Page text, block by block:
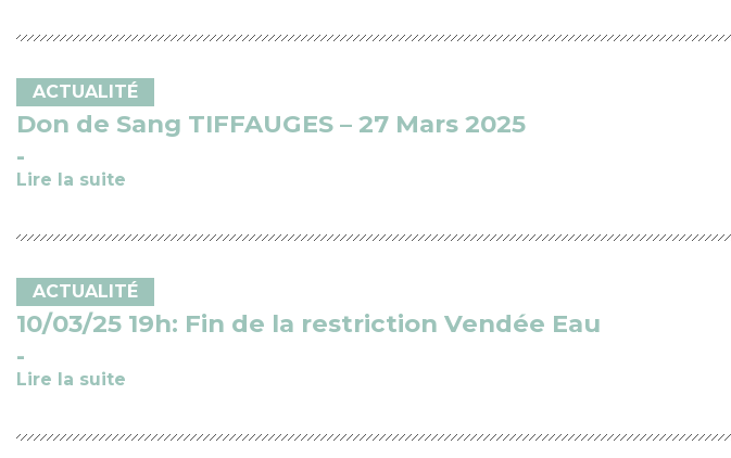
ACTUALITÉ
Don de Sang TIFFAUGES – 27 Mars 2025
Lire la suite
ACTUALITÉ
10/03/25 19h: Fin de la restriction Vendée Eau
Lire la suite